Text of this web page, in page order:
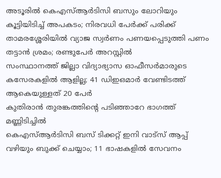
അടൂരിൽ കെഎസ്ആർടിസി ബസും ലോറിയും
കൂട്ടിയിടിച്ച് അപകടം; നിരവധി പേർക്ക് പരിക്ക്
താമരശ്ശേരിയില്‍ വ്യാജ സ്വര്‍ണം പണയപ്പെടുത്തി പണം
തട്ടാന്‍ ശ്രമം; രണ്ടുപേര്‍ അറസ്റ്റില്‍
സംസ്ഥാനത്ത് ജില്ലാ വിദ്യാഭ്യാസ ഓഫീസര്‍മാരുടെ
കസേരകളില്‍ ആളില്ല; 41 ഡിഇഒമാര്‍ വേണ്ടിടത്ത്
ആകെയുള്ളത് 20 പേര്‍
കുതിരാന്‍ തുരങ്കത്തിന്റെ പടിഞ്ഞാറേ ഭാഗത്ത്
മണ്ണിടിച്ചില്‍
കെഎസ്ആര്‍ടിസി ബസ് ടിക്കറ്റ് ഇനി വാട്‌സ് ആപ്പ്
വഴിയും ബുക്ക് ചെയ്യാം; 11 ഭാഷകളില്‍ സേവനം